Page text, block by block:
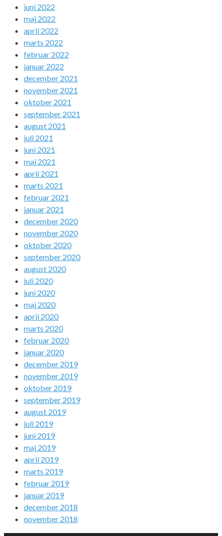
juni 2022
maj 2022
april 2022
marts 2022
februar 2022
januar 2022
december 2021
november 2021
oktober 2021
september 2021
august 2021
juli 2021
juni 2021
maj 2021
april 2021
marts 2021
februar 2021
januar 2021
december 2020
november 2020
oktober 2020
september 2020
august 2020
juli 2020
juni 2020
maj 2020
april 2020
marts 2020
februar 2020
januar 2020
december 2019
november 2019
oktober 2019
september 2019
august 2019
juli 2019
juni 2019
maj 2019
april 2019
marts 2019
februar 2019
januar 2019
december 2018
november 2018